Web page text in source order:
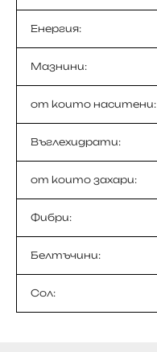
Енергия:
Мазнини:
от които наситени:
Въглехидрати:
от които захари:
Фибри:
Белтъчини:
Сол: